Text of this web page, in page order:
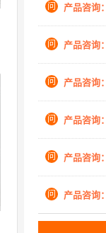
问 产品咨询：
问 产品咨询：
问 产品咨询：
问 产品咨询：
问 产品咨询：
问 产品咨询：